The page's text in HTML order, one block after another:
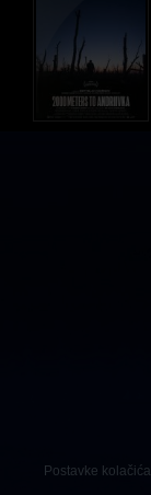
Postavke kolačića